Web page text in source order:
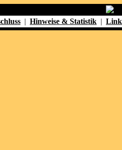
| Hinweise & Statistik |